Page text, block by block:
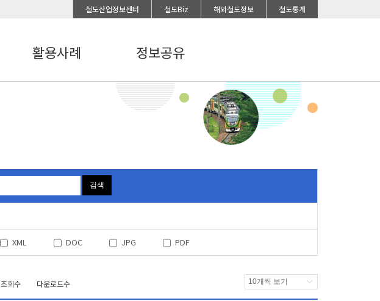
철도산업정보센터 철도Biz 해외철도정보 철도통계
활용사례 정보공유
검색
XML DOC JPG PDF
조회수 다운로드수